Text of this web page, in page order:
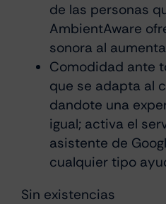
de las personas
AmbientAware
sonora al
Comodidad ante
que se adapta al
dandote una
igual; activa el
asistente de
cualquier tipo
Sin existencias